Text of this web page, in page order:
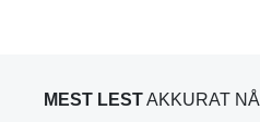
MEST LESTAKKURAT NÅ